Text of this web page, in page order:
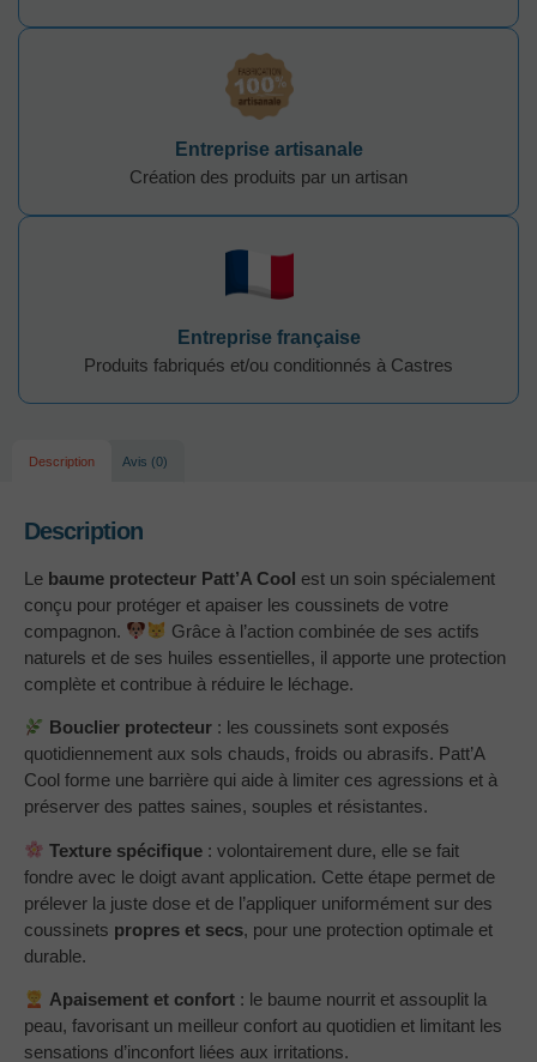
Entreprise artisanale
Création des produits par un artisan
Entreprise française
Produits fabriqués et/ou conditionnés à Castres
Description Avis (0)
Description
Le baume protecteur Patt’A Cool est un soin spécialement
conçu pour protéger et apaiser les coussinets de votre
compagnon.
Grâce à l’action combinée de ses actifs
naturels et de ses huiles essentielles, il apporte une protection
complète et contribue à réduire le léchage.
Bouclier protecteur : les coussinets sont exposés
quotidiennement aux sols chauds, froids ou abrasifs. Patt’A
Cool forme une barrière qui aide à limiter ces agressions et à
préserver des pattes saines, souples et résistantes.
Texture spécifique : volontairement dure, elle se fait
fondre avec le doigt avant application. Cette étape permet de
prélever la juste dose et de l’appliquer uniformément sur des
coussinets propres et secs, pour une protection optimale et
durable.
Apaisement et confort : le baume nourrit et assouplit la
peau, favorisant un meilleur confort au quotidien et limitant les
sensations d’inconfort liées aux irritations.